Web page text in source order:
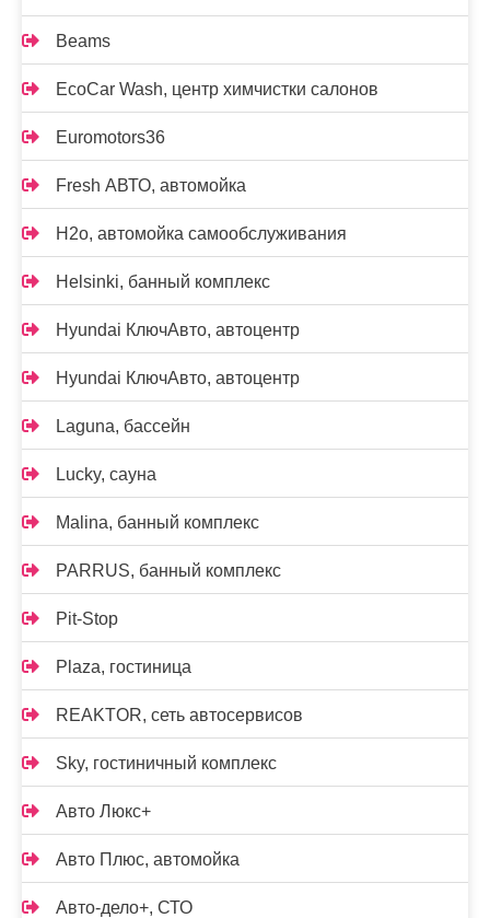
Beams
EcoCar Wash, центр химчистки салонов
Euromotors36
Fresh АВТО, автомойка
H2o, автомойка самообслуживания
Helsinki, банный комплекс
Hyundai КлючАвто, автоцентр
Hyundai КлючАвто, автоцентр
Laguna, бассейн
Lucky, сауна
Malina, банный комплекс
PARRUS, банный комплекс
Pit-Stop
Plaza, гостиница
REAKTOR, сеть автосервисов
Sky, гостиничный комплекс
Авто Люкс+
Авто Плюс, автомойка
Авто-дело+, СТО